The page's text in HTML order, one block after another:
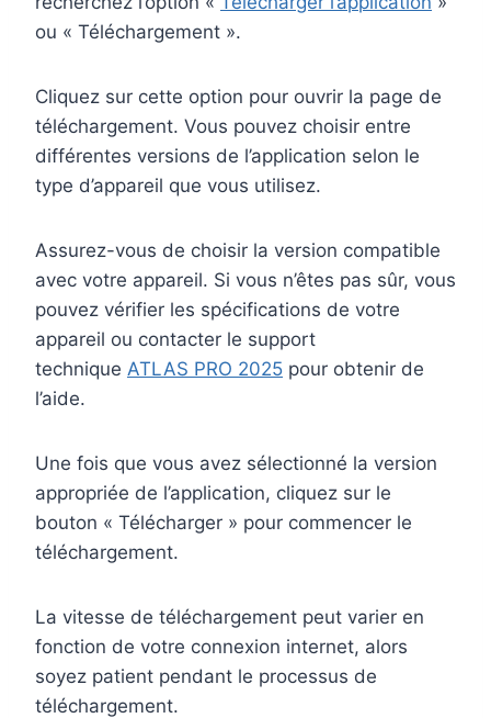
ou « Téléchargement ».
Cliquez sur cette option pour ouvrir la page de
téléchargement. Vous pouvez choisir entre
différentes versions de l’application selon le
type d’appareil que vous utilisez.
Assurez-vous de choisir la version compatible
avec votre appareil. Si vous n’êtes pas sûr, vous
pouvez vérifier les spécifications de votre
appareil ou contacter le support
technique ATLAS PRO 2025 pour obtenir de
l’aide.
Une fois que vous avez sélectionné la version
appropriée de l’application, cliquez sur le
bouton « Télécharger » pour commencer le
téléchargement.
La vitesse de téléchargement peut varier en
fonction de votre connexion internet, alors
soyez patient pendant le processus de
téléchargement.